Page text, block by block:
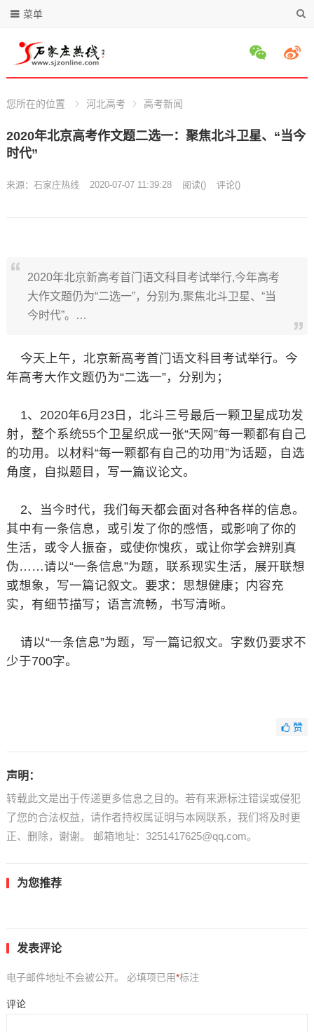
菜单
您所在的位置 河北高考 高考新闻
2020年北京高考作文题二选一：聚焦北斗卫星、“当今
时代”
来源： 石家庄热线 2020-07-07 11:39:28 阅读() 评论()
2020年北京新高考首门语文科目考试举行,今年高考
大作文题仍为“二选一”，分别为,聚焦北斗卫星、“当
今时代”。…
今天上午，北京新高考首门语文科目考试举行。今
年高考大作文题仍为“二选一”，分别为；
1、2020年6月23日，北斗三号最后一颗卫星成功发
射，整个系统55个卫星织成一张“天网”每一颗都有自己
的功用。以材料“每一颗都有自己的功用”为话题，自选
角度，自拟题目，写一篇议论文。
2、当今时代，我们每天都会面对各种各样的信息。
其中有一条信息，或引发了你的感悟，或影响了你的
生活，或令人振奋，或使你愧疚，或让你学会辨别真
伪……请以“一条信息”为题，联系现实生活，展开联想
或想象，写一篇记叙文。要求：思想健康；内容充
实，有细节描写；语言流畅，书写清晰。
请以“一条信息”为题，写一篇记叙文。字数仍要求不
少于700字。
赞
声明：
转载此文是出于传递更多信息之目的。若有来源标注错误或侵犯
了您的合法权益，请作者持权属证明与本网联系，我们将及时更
正、删除，谢谢。 邮箱地址：3251417625@qq.com。
为您推荐
发表评论
电子邮件地址不会被公开。 必填项已用*标注
评论